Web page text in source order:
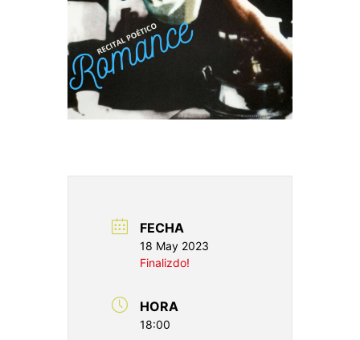
FECHA
18 May 2023
Finalizdo!
HORA
18:00